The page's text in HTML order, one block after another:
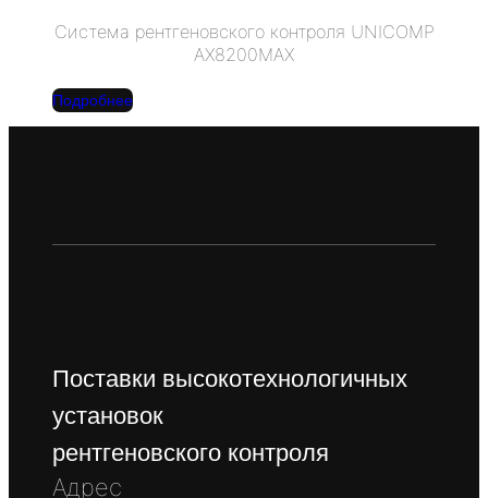
Система рентгеновского контроля UNICOMP
AX8200MAX
Подробнее
Поставки высокотехнологичных
установок
рентгеновского контроля
Адрес